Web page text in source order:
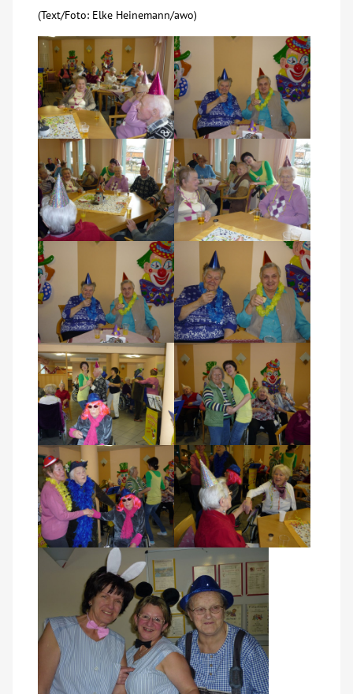
Karriere
Ausbildung
Glossar
Suche
Kontakt
AWO BB Süd
(Text/Foto: Elke Heinemann/awo)